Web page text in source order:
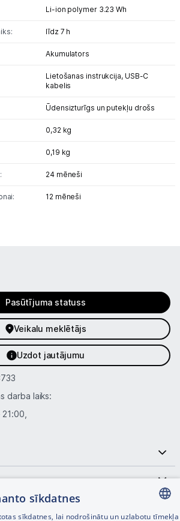
Li-ion polymer 3.23 Wh
līdz 7 h
Akumulators
Lietošanas instrukcija, USB-C
kabelis
Ūdensizturīgs un putekļu drošs
0,32 kg
0,19 kg
24 mēneši
12 mēneši
Pasūtījuma statuss
Veikalu meklētājs
Uzdot jautājumu
darba laiks:
sīkdatnes
sīkdatnes, lai nodrošinātu un uzlabotu tīmekļa